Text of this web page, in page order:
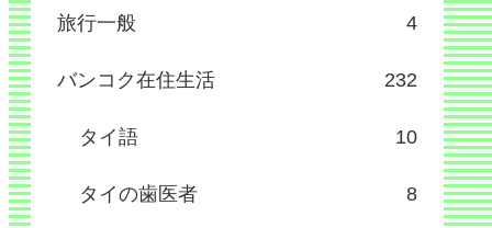
旅行一般 4
バンコク在住生活 232
タイ語 10
タイの歯医者 8